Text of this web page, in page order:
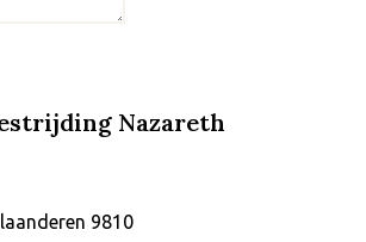
Nazareth
9810